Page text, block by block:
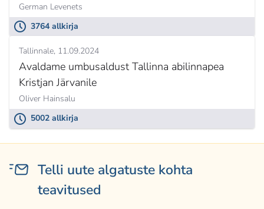
German Levenets
3764 allkirja
Tallinnale 11.09.2024
Avaldame umbusaldust Tallinna abilinnapea
Kristjan Järvanile
Oliver Hainsalu
5002 allkirja
Telli uute algatuste kohta
teavitused